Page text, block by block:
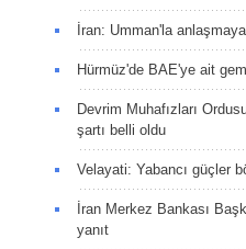
İran: Umman'la
Hürmüz'de BAE'ye ait
Devrim Muhafızları
şartı belli oldu
Velayati: Yabancı güçler
İran Merkez Bankası
yanıt